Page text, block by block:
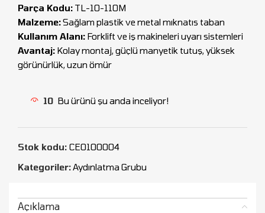
Parça Kodu: TL-10-110M
Malzeme:Sağlam plastik ve metal mıknatıs taban
Kullanım Alanı: Forklift ve iş makineleri uyarı sistemleri
Avantaj: Kolay montaj, güçlü manyetik tutuş, yüksek
görünürlük, uzun ömür
10 Bu ürünü şu anda inceliyor!
Stok kodu: CEO100004
Kategoriler:Aydınlatma Grubu
Açıklama